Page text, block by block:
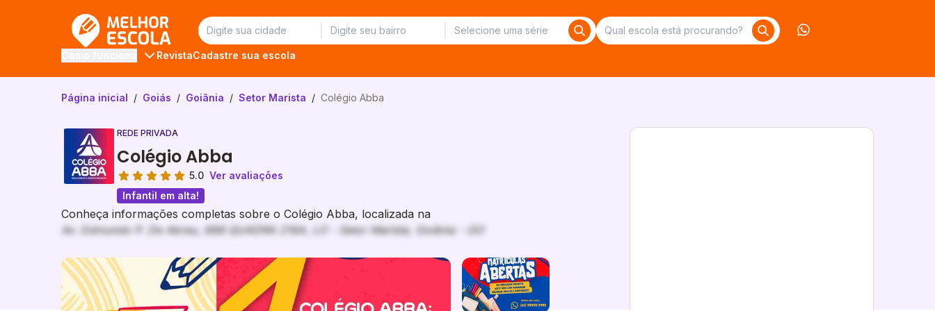
RevistaCadastre sua escola
Página inicial / Goiás / Goiânia / Setor Marista / Colégio Abba
REDE PRIVADA
Colégio Abba
5.0 Ver avaliações
Infantil em alta!
Conheça informações completas sobre o Colégio Abba, localizada na
Av. Edmundo P. De Abreu, 888 QUADRA 216A, LO - Setor Marista, Goiânia - GO
Galeria de imagem